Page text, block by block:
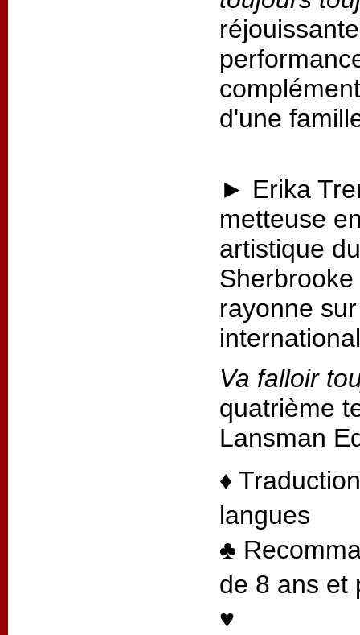
d'une
► Erika
metteuse
artistique
rayonne
Va falloir
quatrième
Lansman
♦
langues
♣
de 8 ans et
♥